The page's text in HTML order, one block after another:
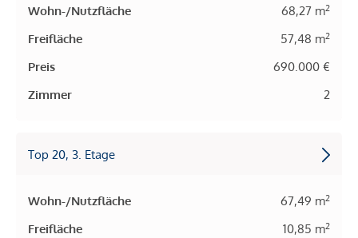
Wohn-/Nutzfläche 68,27 m2
Freifläche 57,48 m2
Preis
690.000 €
Zimmer
2
Top 20, 3. Etage
Wohn-/Nutzfläche 67,49 m2
Freifläche 10,85 m2